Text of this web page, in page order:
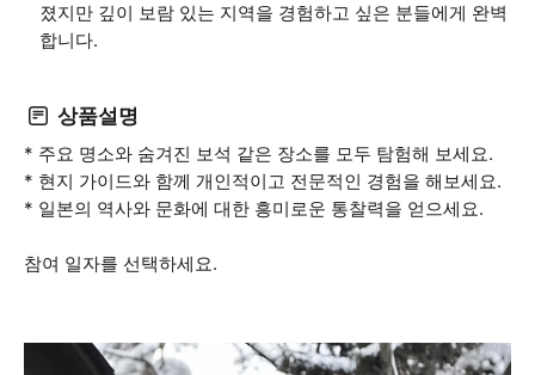
졌지만 깊이 보람 있는 지역을 경험하고 싶은 분들에게 완벽
합니다.
상품설명
* 주요 명소와 숨겨진 보석 같은 장소를 모두 탐험해 보세요.
* 현지 가이드와 함께 개인적이고 전문적인 경험을 해보세요.
* 일본의 역사와 문화에 대한 흥미로운 통찰력을 얻으세요.
참여 일자를 선택하세요.